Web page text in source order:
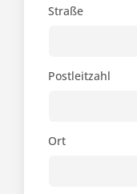
Straße
Postleitzahl
Ort